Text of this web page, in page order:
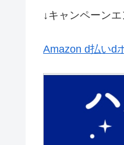
↓キャンペーン
Amazon d払いd